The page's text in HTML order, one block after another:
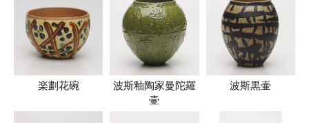
楽劃花碗
波斯釉陶家曼陀羅
壷
波斯黒壷